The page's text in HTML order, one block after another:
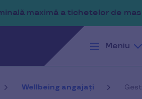
Meniu
Wellbeing angajați
maximă a tichetelor de